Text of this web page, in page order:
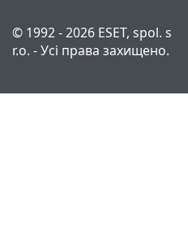
© 1992 - 2026 ESET, spol. s
r.o. - Усі права захищено.